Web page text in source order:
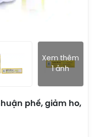
Xem thêm
1 ảnh
phế, giảm ho,